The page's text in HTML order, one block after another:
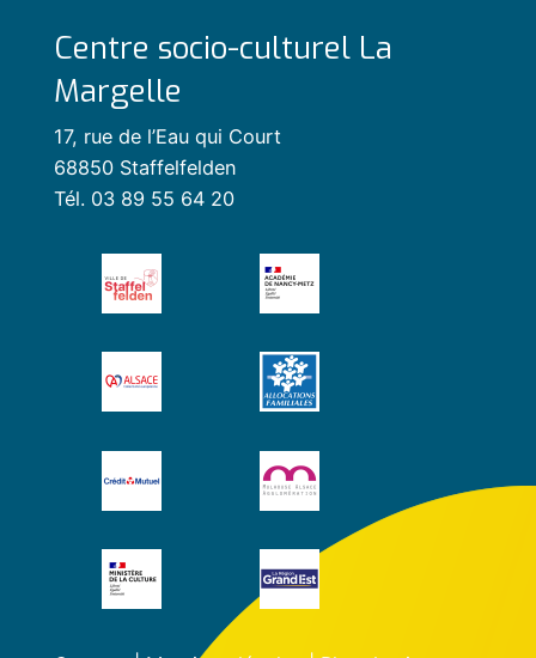
Centre socio-culturel La
Margelle
17, rue de l’Eau qui Court
68850 Staffelfelden
Tél. 03 89 55 64 20